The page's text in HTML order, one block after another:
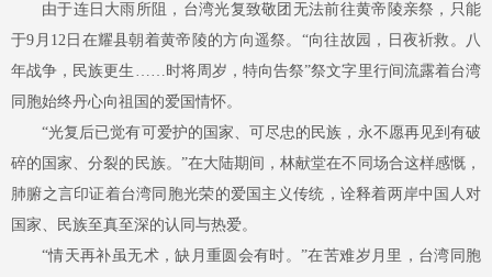
由于连日大雨所阻，台湾光复致敬团无法前往黄帝陵亲祭，只能
于9月12日在耀县朝着黄帝陵的方向遥祭。“向往故园，日夜祈救。八
年战争，民族更生……时将周岁，特向告祭”祭文字里行间流露着台湾
同胞始终丹心向祖国的爱国情怀。
“光复后已觉有可爱护的国家、可尽忠的民族，永不愿再见到有破
碎的国家、分裂的民族。”在大陆期间，林献堂在不同场合这样感慨，
肺腑之言印证着台湾同胞光荣的爱国主义传统，诠释着两岸中国人对
国家、民族至真至深的认同与热爱。
“情天再补虽无术，缺月重圆会有时。”在苦难岁月里，台湾同胞